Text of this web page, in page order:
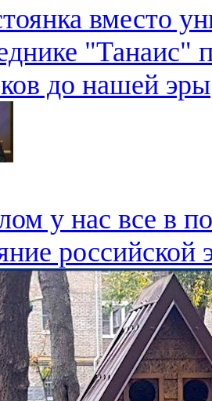
вместо
"Танаис"
до нашей эры
у нас все в
российской